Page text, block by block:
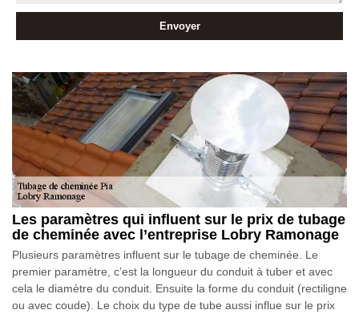
Les paramètres qui influent sur le prix de tubage
de cheminée avec l’entreprise Lobry Ramonage
Plusieurs paramètres influent sur le tubage de cheminée. Le
premier paramètre, c’est la longueur du conduit à tuber et avec
cela le diamètre du conduit. Ensuite la forme du conduit (rectiligne
ou avec coude). Le choix du type de tube aussi influe sur le prix